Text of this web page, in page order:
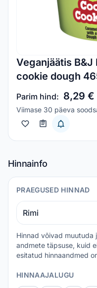
Veganjäätis
cookie dough
Parim hind: 8,29 €
Viimase 30 päeva
Hinnainfo
PRAEGUSED HINNAD
Rimi
Hinnad võivad muutuda
andmete täpsuse, kuid
esitatud hinnaandmed
HINNAAJALUGU